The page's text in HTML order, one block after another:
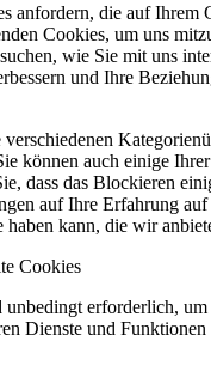
anfordern, die auf Ihrem
Cookies, um uns
wie Sie mit uns
und Ihre
können auch einige
dass das Blockieren
auf Ihre Erfahrung auf
haben kann, die wir
Cookies
unbedingt erforderlich,
Dienste und